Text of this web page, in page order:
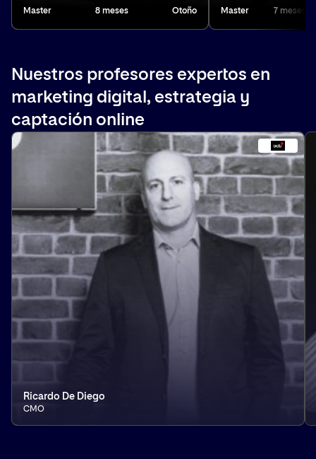
Master 8 meses Otoño Master 7 meses
Nuestros profesores expertos en
marketing digital, estrategia y
captación online
Ricardo De Diego
CMO